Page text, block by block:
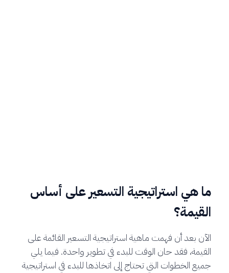
ما هي استراتيجية التسعير على أساس
القيمة؟
الآن بعد أن فهمت ماهية استراتيجية التسعير القائمة على
القيمة، فقد حان الوقت للبدء في تطوير واحدة. فيما يلي
جميع الخطوات التي تحتاج إلى اتخاذها للبدء في استراتيجية